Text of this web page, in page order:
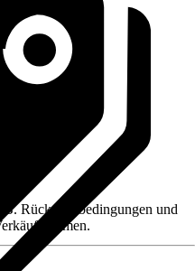
Rückgabebedingungen und